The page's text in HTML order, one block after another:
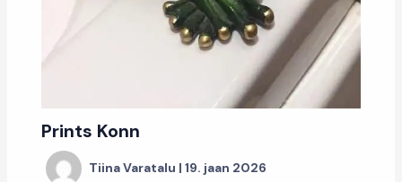
Prints Konn
Tiina Varatalu | 19. jaan 2026